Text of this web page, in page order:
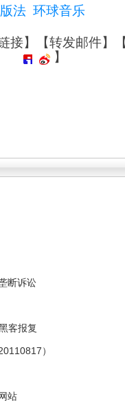
法 环球音乐
接】【转发邮件】
】
断诉讼
客报复
）
站